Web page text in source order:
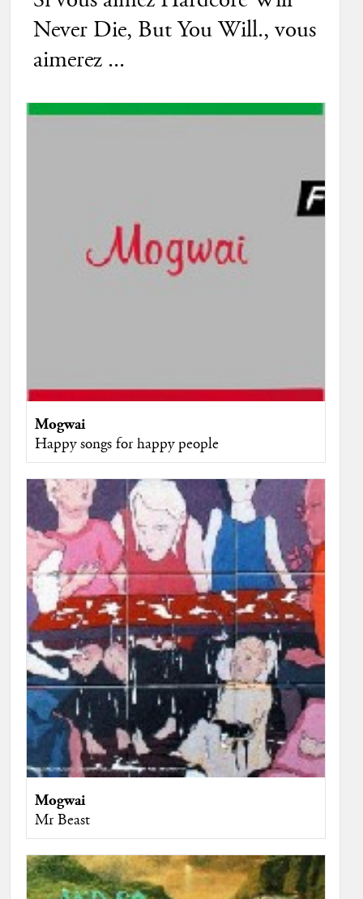
Never Die, But You Will., vous
aimerez ...
Mogwai
Happy songs for happy people
Mogwai
Mr Beast